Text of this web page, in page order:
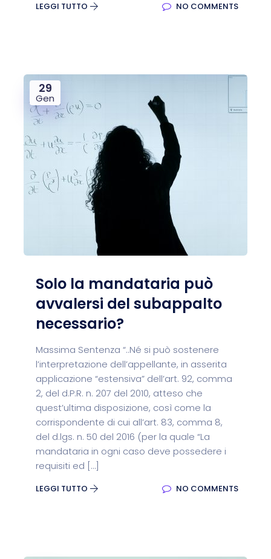
LEGGI TUTTO NO COMMENTS
29
Gen
Solo la mandataria può
avvalersi del subappalto
necessario?
Massima Sentenza “..Né si può sostenere
l’interpretazione dell’appellante, in asserita
applicazione “estensiva” dell’art. 92, comma
2, del d.P.R. n. 207 del 2010, atteso che
quest’ultima disposizione, così come la
corrispondente di cui all’art. 83, comma 8,
del d.lgs. n. 50 del 2016 (per la quale “La
mandataria in ogni caso deve possedere i
requisiti ed […]
LEGGI TUTTO NO COMMENTS